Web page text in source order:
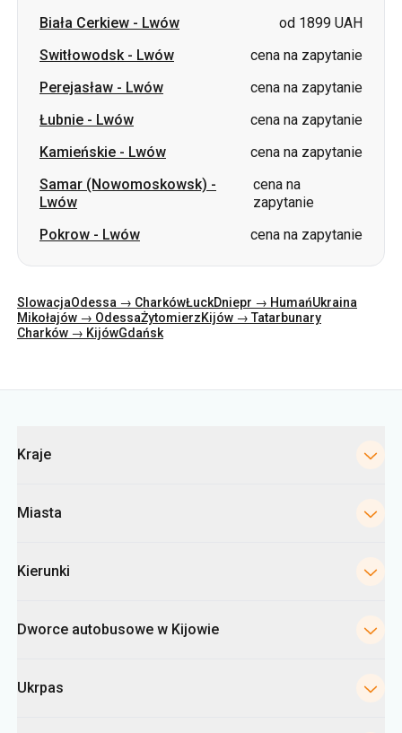
Biała Cerkiew - Lwów
od 1899 UAH
Switłowodsk- Lwów
cena na zapytanie
Perejasław - Lwów
cena na zapytanie
Łubnie - Lwów
cena na zapytanie
Kamieńskie - Lwów
cena na zapytanie
Samar (Nowomoskowsk) -
Lwów
cena na
zapytanie
Pokrow - Lwów cena na zapytanie
SlowacjaOdessa → CharkówŁuckDniepr → HumańUkraina
Mikołajów → OdessaŻytomierzKijów → Tatarbunary
Charków → KijówGdańsk
Kraje
Miasta
Kierunki
Dworce autobusowe w Kijowie
Ukrpas